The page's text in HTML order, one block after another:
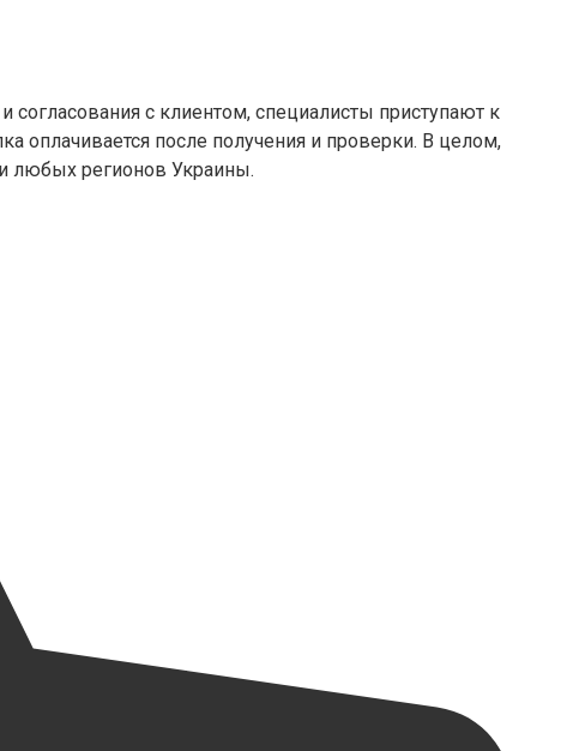
согласования с клиентом, специалисты приступают к
оплачивается после получения и проверки. В целом,
любых регионов Украины.